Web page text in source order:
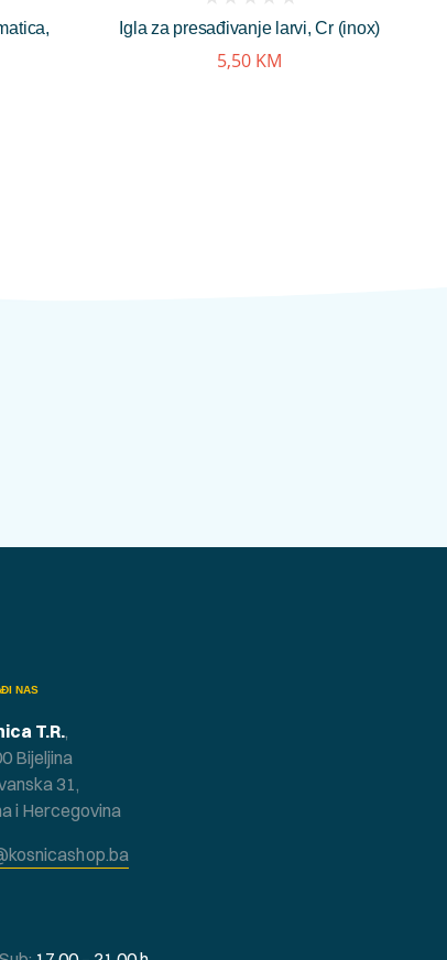
Igla za presađivanje larvi, Cr (inox)
reviews)
5,50 KM
NAS
T.R.,
Bijeljina
31,
i Hercegovina